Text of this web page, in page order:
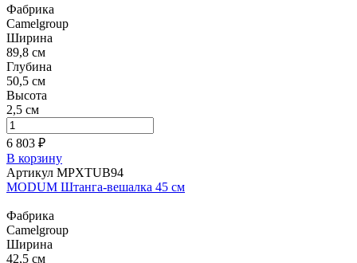
Фабрика
Camelgroup
Ширина
89,8 см
Глубина
50,5 см
Высота
2,5 см
6 803 ₽
В корзину
Артикул MPXTUB94
MODUM Штанга-вешалка 45 см
Фабрика
Camelgroup
Ширина
42,5 см